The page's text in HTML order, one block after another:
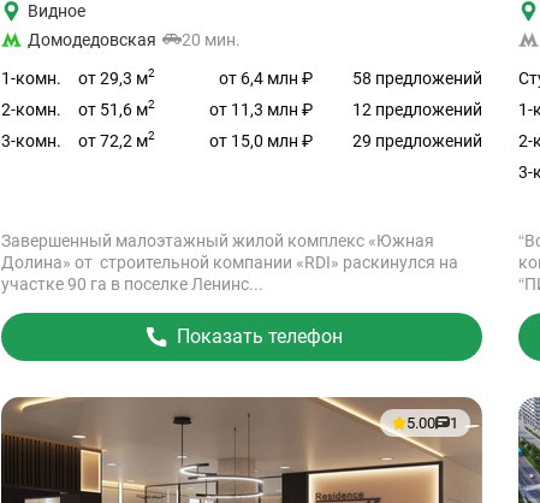
Видное
Домодедовская
20 мин.
1-комн. от 29,3 м2 от 6,4 млн ₽
58 предложений
2-комн.
от 51,6 м2 от 11,3 млн ₽
12 предложений
3-комн.
от 72,2 м2 от 15,0 млн ₽ 29 предложений
Завершенный малоэтажный жилой комплекс «Южная
Долина» от строительной компании «RDI» раскинулся на
участке 90 га в поселке Ленинс...
Показать телефон
1-
2-
3-
5.00 1